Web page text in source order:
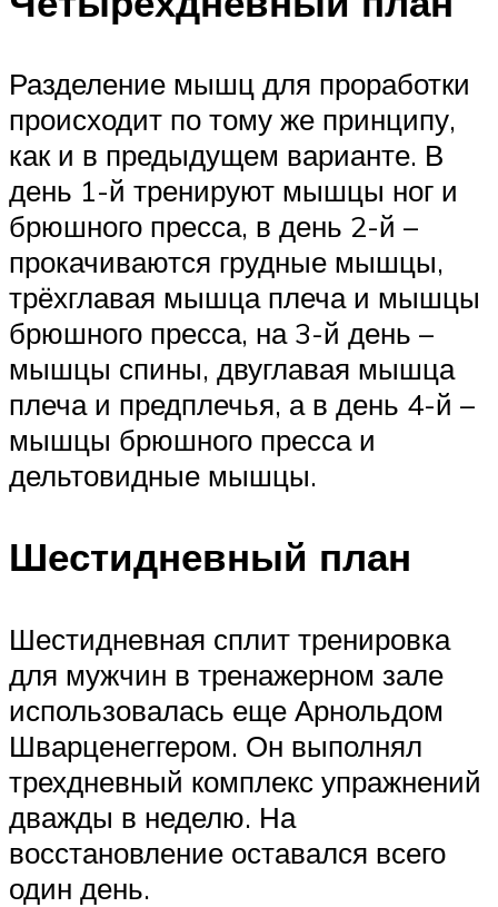
Разделение мышц для проработки
происходит по тому же принципу,
как и в предыдущем варианте. В
день 1-й тренируют мышцы ног и
брюшного пресса, в день 2-й –
прокачиваются грудные мышцы,
трёхглавая мышца плеча и мышцы
брюшного пресса, на 3-й день –
мышцы спины, двуглавая мышца
плеча и предплечья, а в день 4-й –
мышцы брюшного пресса и
дельтовидные мышцы.
Шестидневный план
Шестидневная сплит тренировка
для мужчин в тренажерном зале
использовалась еще Арнольдом
Шварценеггером. Он выполнял
трехдневный комплекс упражнений
дважды в неделю. На
восстановление оставался всего
один день.